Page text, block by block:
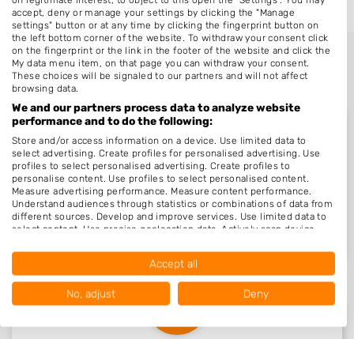
Nieuw in Odoorn
Nog geen statistieken beschikbaar.
accept, deny or manage your settings by clicking the "Manage
settings" button or at any time by clicking the fingerprint button on
the left bottom corner of the website. To withdraw your consent click
on the fingerprint or the link in the footer of the website and click the
My data menu item, on that page you can withdraw your consent.
These choices will be signaled to our partners and will not affect
browsing data.
We and our partners process data to analyze website
performance and to do the following:
Store and/or access information on a device. Use limited data to
select advertising. Create profiles for personalised advertising. Use
profiles to select personalised advertising. Create profiles to
personalise content. Use profiles to select personalised content.
Measure advertising performance. Measure content performance.
Understand audiences through statistics or combinations of data from
different sources. Develop and improve services. Use limited data to
select content. Use precise geolocation data. Actively scan device
Data may be shared outside of the European Union and send to the
Your consent and the cookie policy applies solely to this website/app.
View Partner List (1016 IAB Vendors)
We use your data for the following purposes:
Accept all
No, adjust Deny